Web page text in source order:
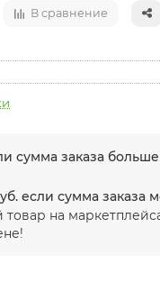
В сравнение
сумма заказа
если сумма заказа
на